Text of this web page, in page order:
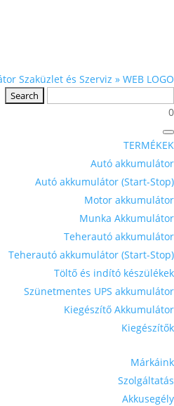
0
TERMÉKEK
Autó akkumulátor
Autó akkumulátor (Start-Stop)
Motor akkumulátor
Munka Akkumulátor
Teherautó akkumulátor
Teherautó akkumulátor (Start-Stop)
Töltő és indító készülékek
Szünetmentes UPS akkumulátor
Kiegészítő Akkumulátor
Kiegészítők
Márkáink
Szolgáltatás
Akkusegély